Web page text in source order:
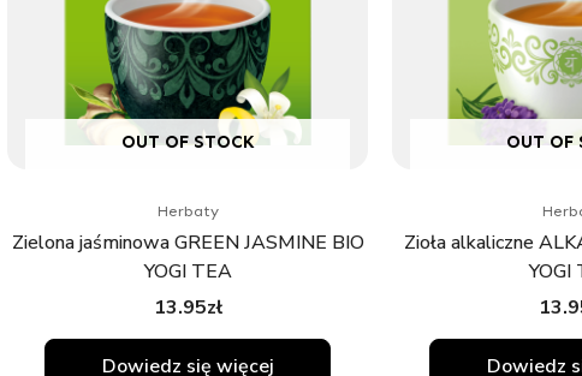
OUT OF STOCK
Herbaty
Zielona jaśminowa GREEN JASMINE BIO
YOGI TEA
13.95zł
Dowiedz się więcej
OUT OF
Zioła alkaliczne
YOGI
Dowiedz